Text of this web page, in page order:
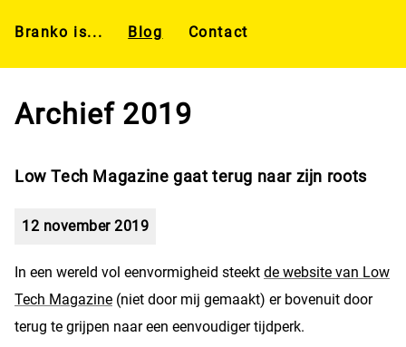
Branko is... Blog Contact
Archief 2019
Low Tech Magazine gaat terug naar zijn roots
12 november 2019
In een wereld vol eenvormigheid steekt de website van Low
Tech Magazine (niet door mij gemaakt) er bovenuit door
terug te grijpen naar een eenvoudiger tijdperk.